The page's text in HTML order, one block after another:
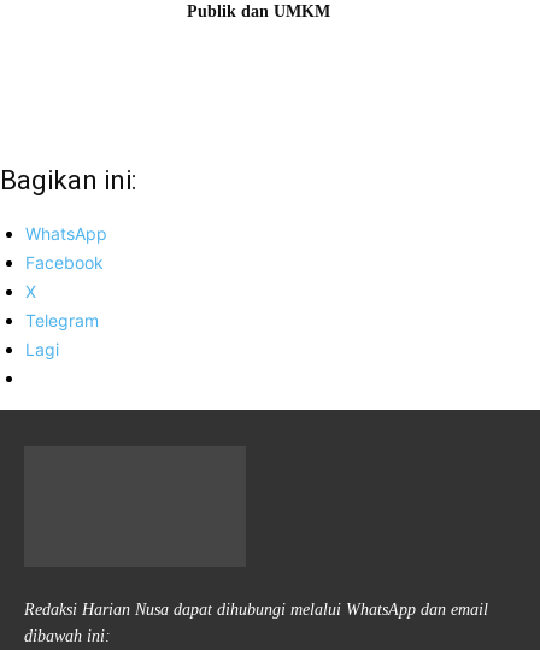
Publik dan UMKM
Bagikan ini:
WhatsApp
Facebook
X
Telegram
Lagi
Redaksi Harian Nusa dapat dihubungi melalui WhatsApp dan email
dibawah ini: